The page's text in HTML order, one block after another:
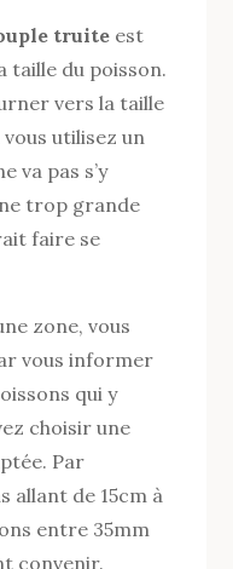
truite est
taille du poisson.
vers la taille
utilisez un
va pas s’y
trop grande
faire se
zone, vous
vous informer
qui y
choisir une
Par
allant de 15cm à
entre 35mm
convenir.